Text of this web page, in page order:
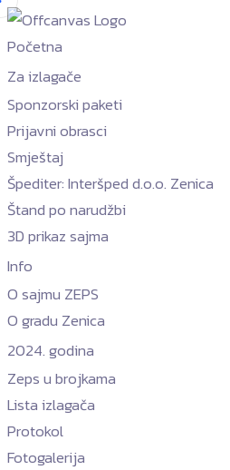
Početna
Za izlagače
Sponzorski paketi
Prijavni obrasci
Smještaj
Špediter: Interšped d.o.o. Zenica
Štand po narudžbi
3D prikaz sajma
Info
O sajmu ZEPS
O gradu Zenica
2024. godina
Zeps u brojkama
Lista izlagača
Protokol
Fotogalerija